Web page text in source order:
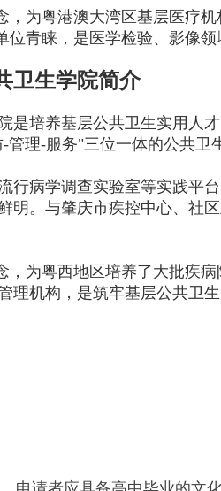
为粤港澳大湾区基层医疗
青睐，是医学检验、影像领
卫生学院简介
是培养基层公共卫生实用人
管理-服务"三位一体的公共卫
行病学调查实验室等实践平
明。与肇庆市疾控中心、社
，为粤西地区培养了大批疾
理机构，是筑牢基层公共卫生